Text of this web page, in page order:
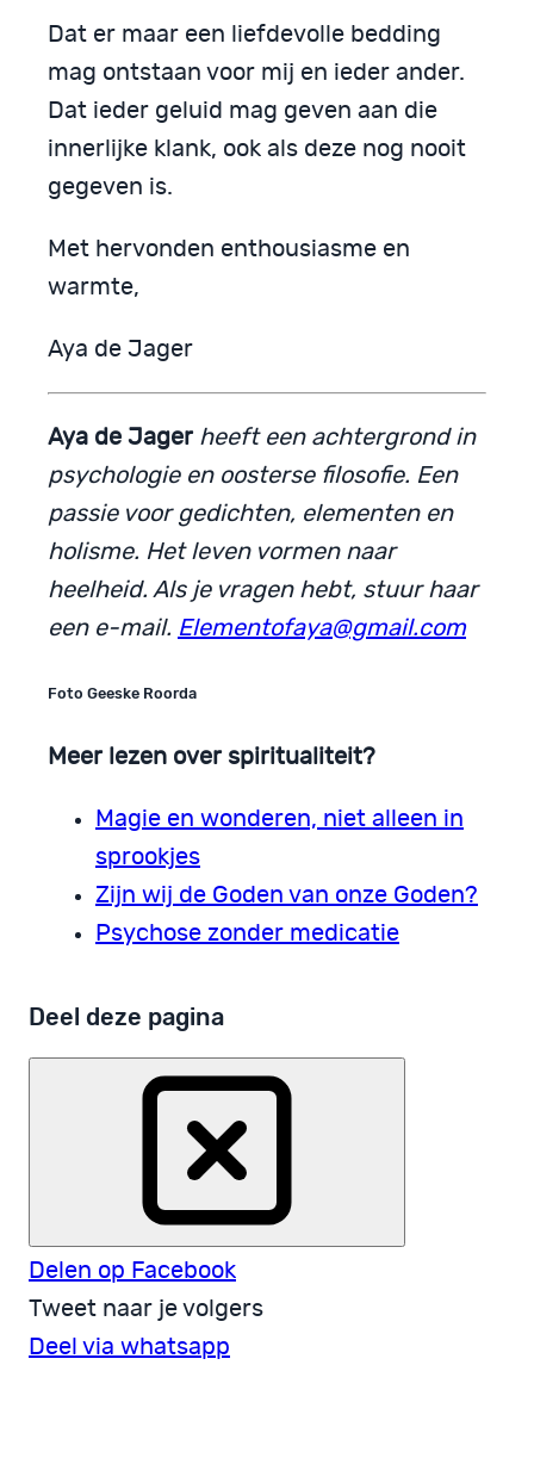
Dat er maar een liefdevolle bedding
mag ontstaan voor mij en ieder ander.
Dat ieder geluid mag geven aan die
innerlijke klank, ook als deze nog nooit
gegeven is.
Met hervonden enthousiasme en
warmte,
Aya de Jager
Aya de Jager heeft een achtergrond in
psychologie en oosterse filosofie. Een
passie voor gedichten, elementen en
holisme. Het leven vormen naar
heelheid. Als je vragen hebt, stuur haar
een e-mail. Elementofaya@gmail.com
Foto Geeske Roorda
Meer lezen over spiritualiteit?
Magie en wonderen, niet alleen in
sprookjes
Zijn wij de Goden van onze Goden?
Psychose zonder medicatie
Deel deze pagina
Delen op Facebook
Tweet naar je volgers
Deel via whatsapp